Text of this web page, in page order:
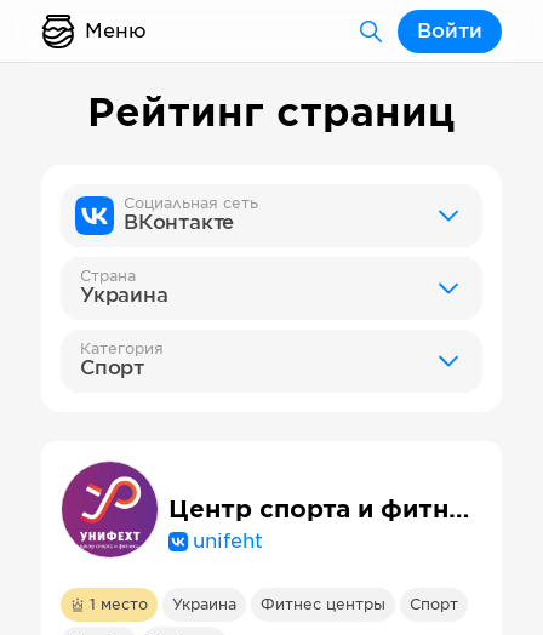
Меню Войти
Рейтинг страниц
Социальная сеть
ВКонтакте
Страна
Украина
Категория
Спорт
Центр спорта и фитнеса "Унифехт" (Харьков)
unifeht
1 место Украина Фитнес центры Спорт